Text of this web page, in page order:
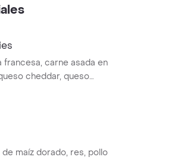
francesa, carne asada en
cheddar, queso
sour cream, pico de gallo y
de maíz dorado, res, pollo